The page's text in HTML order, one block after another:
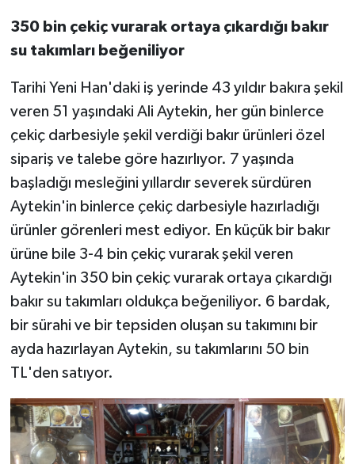
350 bin çekiç vurarak ortaya çıkardığı bakır
su takımları beğeniliyor
Tarihi Yeni Han'daki iş yerinde 43 yıldır bakıra şekil
veren 51 yaşındaki Ali Aytekin, her gün binlerce
çekiç darbesiyle şekil verdiği bakır ürünleri özel
sipariş ve talebe göre hazırlıyor. 7 yaşında
başladığı mesleğini yıllardır severek sürdüren
Aytekin'in binlerce çekiç darbesiyle hazırladığı
ürünler görenleri mest ediyor. En küçük bir bakır
ürüne bile 3-4 bin çekiç vurarak şekil veren
Aytekin'in 350 bin çekiç vurarak ortaya çıkardığı
bakır su takımları oldukça beğeniliyor. 6 bardak,
bir sürahi ve bir tepsiden oluşan su takımını bir
ayda hazırlayan Aytekin, su takımlarını 50 bin
TL'den satıyor.